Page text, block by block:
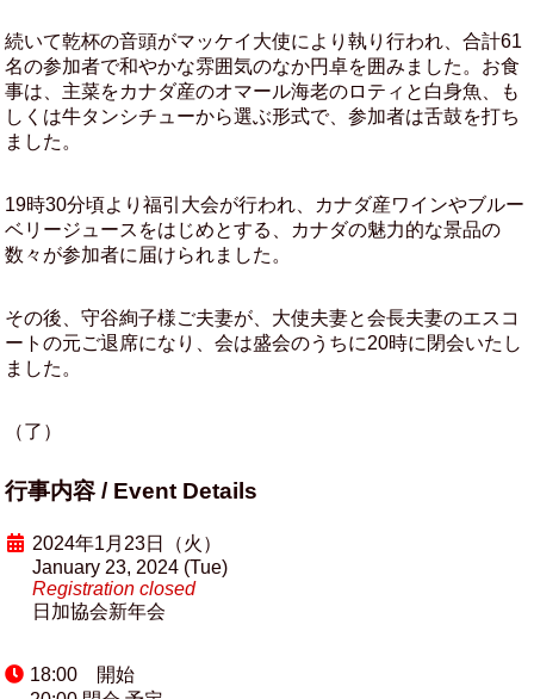
続いて乾杯の音頭がマッケイ大使により執り行われ、合計61
名の参加者で和やかな雰囲気のなか円卓を囲みました。お食
事は、主菜をカナダ産のオマール海老のロティと白身魚、も
しくは牛タンシチューから選ぶ形式で、参加者は舌鼓を打ち
ました。
19時30分頃より福引大会が行われ、カナダ産ワインやブルー
ベリージュースをはじめとする、カナダの魅力的な景品の
数々が参加者に届けられました。
その後、守谷絢子様ご夫妻が、大使夫妻と会長夫妻のエスコ
ートの元ご退席になり、会は盛会のうちに20時に閉会いたし
ました。
（了）
行事内容 / Event Details
2024年1月23日（火）
January 23, 2024 (Tue)
Registration closed
日加協会新年会
18:00 開始